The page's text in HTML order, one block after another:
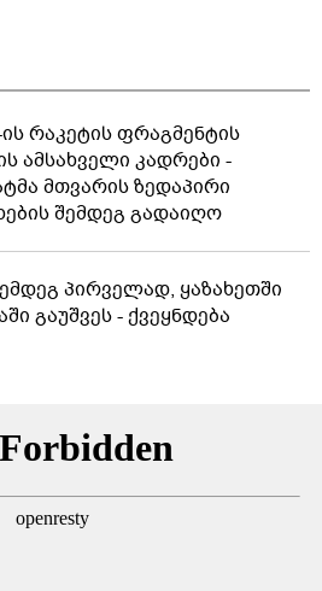
რაკეტის ფრაგმენტის
ამსახველი კადრები -
მთვარის ზედაპირი
შემდეგ გადაიღო
პირველად, ყაზახეთში
გაუშვეს - ქვეყნდება